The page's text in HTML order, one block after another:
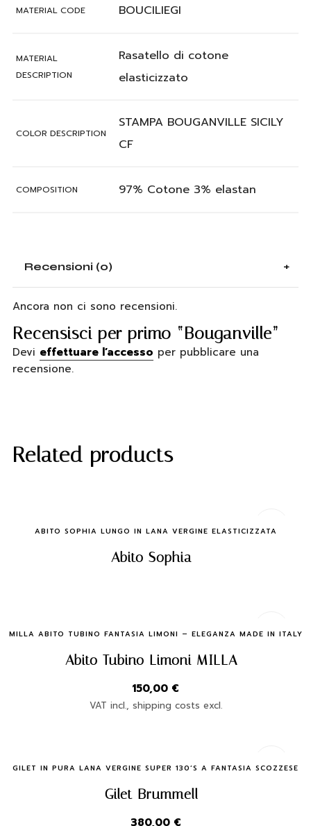
MATERIAL CODE BOUCILIEGI
MATERIAL
DESCRIPTION
Rasatello di cotone
elasticizzato
COLOR DESCRIPTION
STAMPA BOUGANVILLE SICILY
CF
COMPOSITION 97% Cotone 3% elastan
Recensioni (0)
Ancora non ci sono recensioni.
Recensisci per primo “Bouganville”
Devi effettuare l’accesso per pubblicare una
recensione.
Related products
Quick Buy
ABITO SOPHIA LUNGO IN LANA VERGINE ELASTICIZZATA
Abito Sophia
Quick Buy
MILLA ABITO TUBINO FANTASIA LIMONI – ELEGANZA MADE IN ITALY
Abito Tubino Limoni MILLA
150,00 €
VAT incl., shipping costs excl.
Quick Buy
GILET IN PURA LANA VERGINE SUPER 130’S A FANTASIA SCOZZESE
Gilet Brummell
380,00 €